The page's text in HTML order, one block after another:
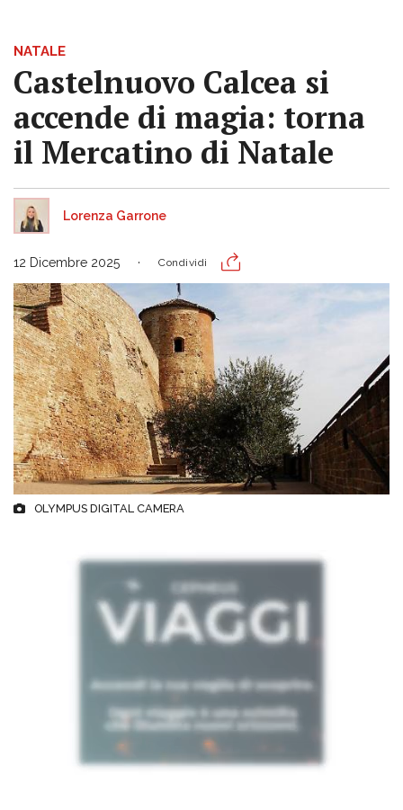
NATALE
Castelnuovo Calcea si
accende di magia: torna
il Mercatino di Natale
Lorenza Garrone
12 Dicembre 2025 Condividi
OLYMPUS DIGITAL CAMERA